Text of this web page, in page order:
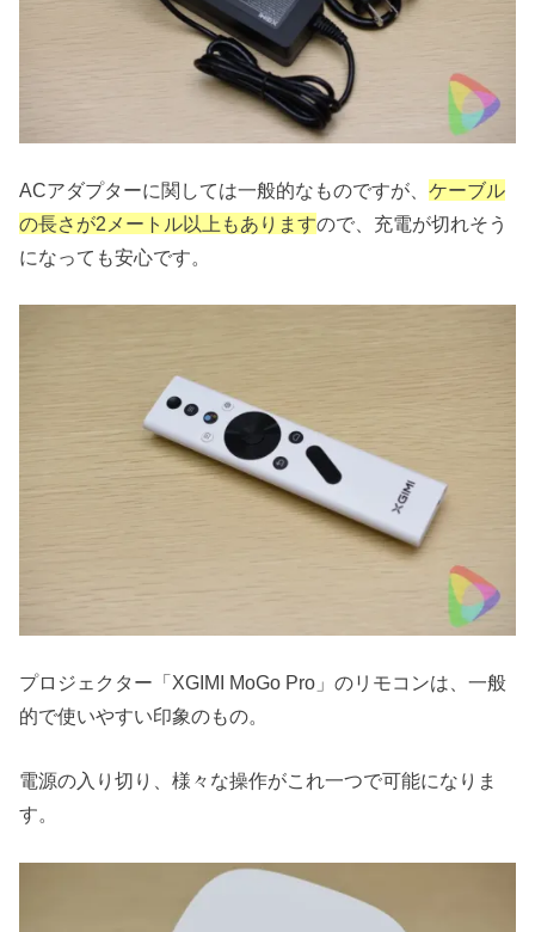
ACアダプターに関しては一般的なものですが、ケーブル
の長さが2メートル以上もありますので、充電が切れそう
になっても安心です。
プロジェクター「XGIMI MoGo Pro」のリモコンは、一般
的で使いやすい印象のもの。
電源の入り切り、様々な操作がこれ一つで可能になりま
す。